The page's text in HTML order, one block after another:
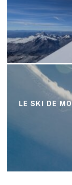
LE SKI DE